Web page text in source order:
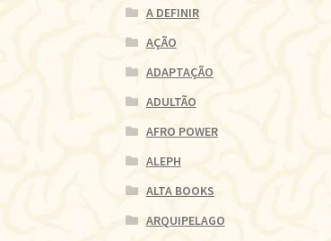
A DEFINIR
AÇÃO
ADAPTAÇÃO
ADULTÃO
AFRO POWER
ALEPH
ALTA BOOKS
ARQUIPELAGO